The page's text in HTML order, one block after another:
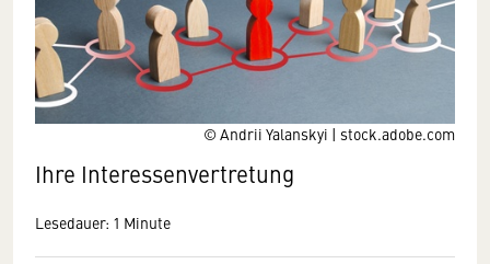
© Andrii Yalanskyi | stock.adobe.com
Ihre Interessenvertretung
Lesedauer: 1 Minute